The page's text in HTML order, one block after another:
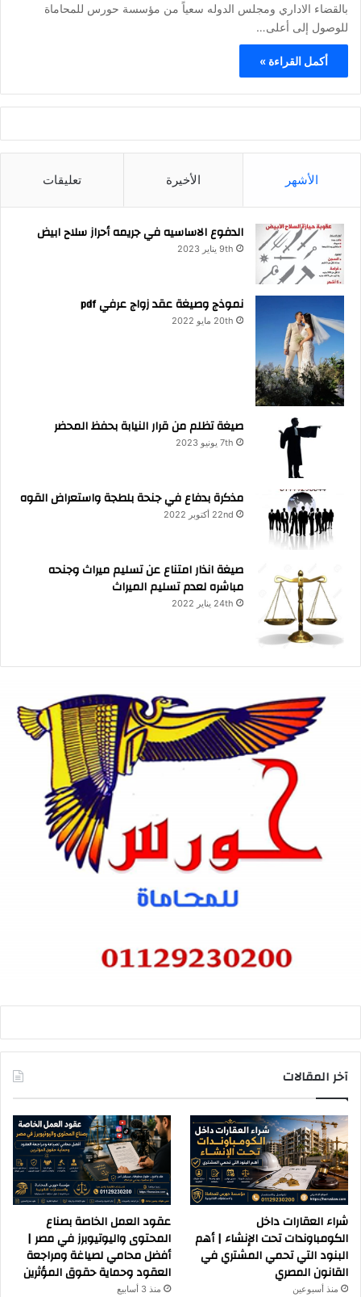
بالقضاء الاداري ومجلس الدوله سعياً من مؤسسة حورس للمحاماة
للوصول إلى أعلى…
أكمل القراءة »
الأشهر الأخيرة تعليقات
الدفوع الاساسيه في جريمه أحراز سلاح ابيض
9th يناير 2023
نموذج وصيغة عقد زواج عرفي pdf
20th مايو 2022
صيغة تظلم من قرار النيابة بحفظ المحضر
7th يونيو 2023
مذكرة بدفاع في جنحة بلطجة واستعراض القوه
22nd أكتوبر 2022
صيغة انذار امتناع عن تسليم ميراث وجنحه
مباشره لعدم تسليم الميراث
24th يناير 2022
آخر المقالات
شراء العقارات داخل
الكومباوندات تحت الإنشاء | أهم
البنود التي تحمي المشتري في
القانون المصري
منذ أسبوعين
عقود العمل الخاصة بصناع
المحتوى واليوتيوبرز في مصر |
أفضل محامي لصياغة ومراجعة
العقود وحماية حقوق المؤثرين
منذ 3 أسابيع